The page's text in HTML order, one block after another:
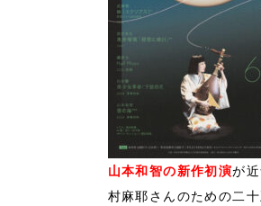
山本和智の新作初演が
村麻耶さんのための二